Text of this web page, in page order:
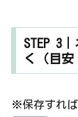
STEP 3
く（目安
※保存すれ